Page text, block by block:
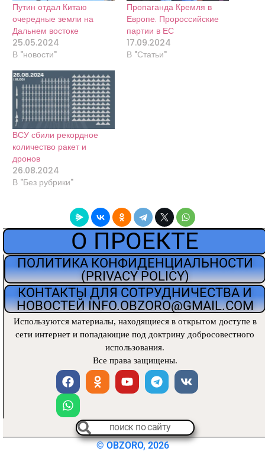
Путин отдал Китаю
очередные земли на
Дальнем востоке
25.05.2024
В "новости"
Пропаганда Кремля в
Европе. Пророссийские
партии в ЕС
17.09.2024
В "Статьи"
ВСУ сбили рекордное
количество ракет и
дронов
26.08.2024
В "Без рубрики"
О ПРОЕКТЕ
ПОЛИТИКА КОНФИДЕНЦИАЛЬНОСТИ
(PRIVACY POLICY)
КОНТАКТЫ ДЛЯ СОТРУДНИЧЕСТВА И
НОВОСТЕЙ INFO.OBZORO@GMAIL.COM
Используются материалы, находящиеся в открытом доступе в
сети интернет и попадающие под доктрину добросовестного
использования.
Все права защищены.
© OBZORO, 2026